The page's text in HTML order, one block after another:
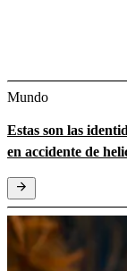
Mundo
Estas son las
en accidente de